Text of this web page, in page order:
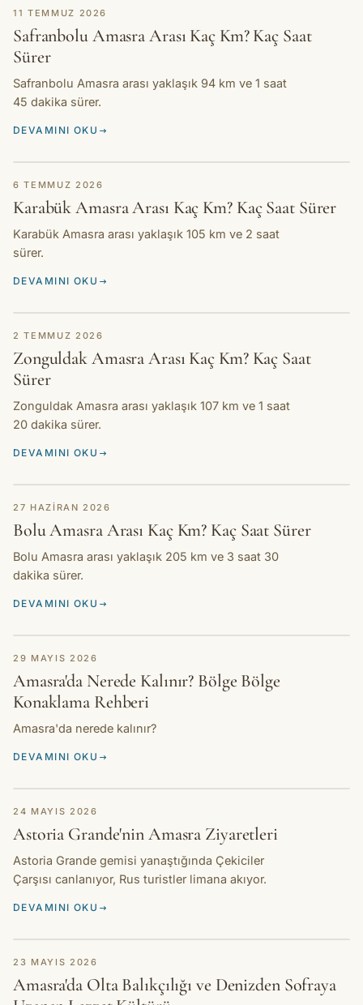
REHBER
11 TEMMUZ 2026
Safranbolu Amasra Arası Kaç Km? Kaç Saat
Sürer
Safranbolu Amasra arası yaklaşık 94 km ve 1 saat
45 dakika sürer.
DEVAMINI OKU
REHBER
6 TEMMUZ 2026
Karabük Amasra Arası Kaç Km? Kaç Saat Sürer
Karabük Amasra arası yaklaşık 105 km ve 2 saat
sürer.
DEVAMINI OKU
REHBER
2 TEMMUZ 2026
Zonguldak Amasra Arası Kaç Km? Kaç Saat
Sürer
Zonguldak Amasra arası yaklaşık 107 km ve 1 saat
20 dakika sürer.
DEVAMINI OKU
REHBER
27 HAZIRAN 2026
Bolu Amasra Arası Kaç Km? Kaç Saat Sürer
Bolu Amasra arası yaklaşık 205 km ve 3 saat 30
dakika sürer.
DEVAMINI OKU
REHBER
29 MAYIS 2026
Amasra'da Nerede Kalınır? Bölge Bölge
Konaklama Rehberi
Amasra'da nerede kalınır?
DEVAMINI OKU
HABER
24 MAYIS 2026
Astoria Grande'nin Amasra Ziyaretleri
Astoria Grande gemisi yanaştığında Çekiciler
Çarşısı canlanıyor, Rus turistler limana akıyor.
DEVAMINI OKU
HIKAYE
23 MAYIS 2026
Amasra'da Olta Balıkçılığı ve Denizden Sofraya